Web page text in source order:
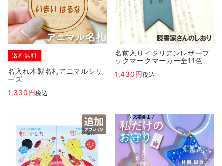
送料無料
名入れ木製名札アニマルシリ
ーズ
1,330
税込
名前入りイタリアンレザーブ
ックマークマーカー全11色
1,430
税込